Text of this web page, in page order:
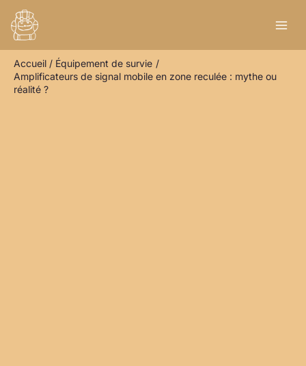
contenu
Accueil
Équipement de survie
Amplificateurs de signal mobile en zone reculée : mythe ou
réalité ?
e
h
e